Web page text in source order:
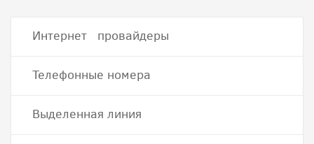
Интернет провайдеры
Телефонные номера
Выделенная линия